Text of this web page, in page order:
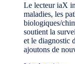
Le lecteur iaX
maladies, les
biologiques/
soutient la
et le diagnostic
ajoutons de